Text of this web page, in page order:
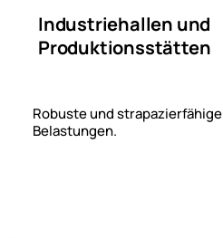
Industriehallen und
Produktionsstätten
Robuste und
Belastungen.